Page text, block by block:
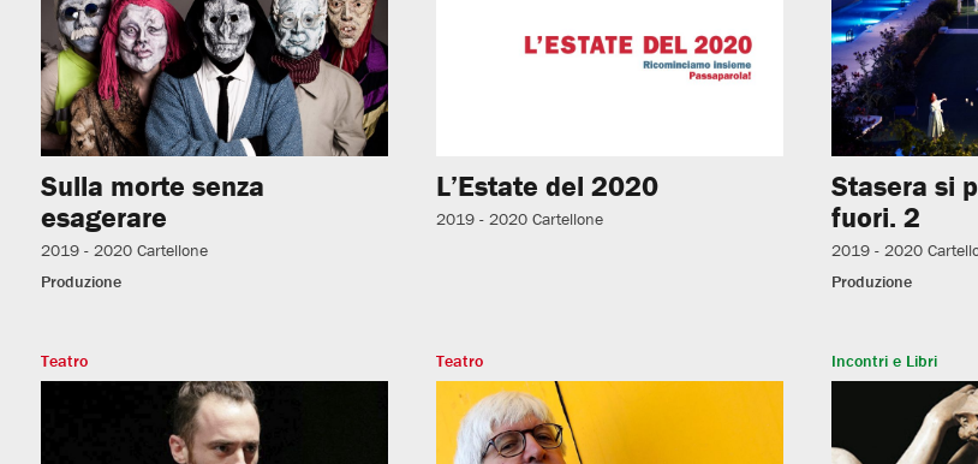
Sulla morte senza
esagerare
2019 - 2020 Cartellone
Produzione
L’Estate del 2020
2019 - 2020 Cartellone
Stasera si
fuori. 2
2019 - 2020
Produzione
Teatro Teatro Incontri e Libri